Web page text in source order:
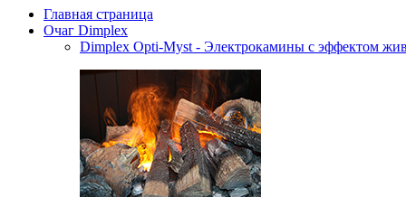
Главная страница
Очаг Dimplex
Dimplex Opti-Myst - Электрокамины с эффектом